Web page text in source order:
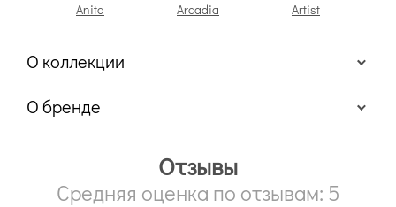
Anita Arcadia Artist
О коллекции
О бренде
Отзывы
Средняя оценка по отзывам: 5